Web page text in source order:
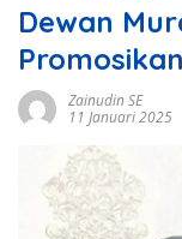
Dewan
Zainudin SE
11 Januari 2025